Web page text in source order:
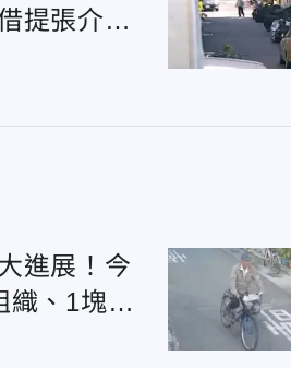
提張介宗
進展！今
織、1塊疑